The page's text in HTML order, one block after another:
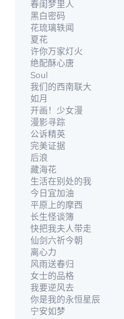
春闺梦里人
黑白密码
花琉璃轶闻
夏花
许你万家灯火
绝配酥心唐
Soul
我们的西南联大
如月
开画！少女漫
漫影寻踪
公诉精英
完美证据
后浪
藏海花
生活在别处的我
今日宜加油
平原上的摩西
长生怪谈簿
快把我夫人带走
仙剑六祈今朝
离心力
风雨送春归
女士的品格
我要逆风去
你是我的永恒星辰
宁安如梦